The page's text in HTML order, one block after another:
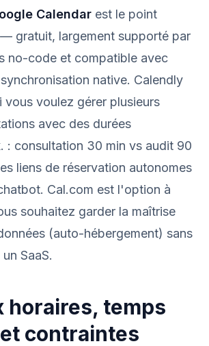
Calendar est le point
gratuit, largement supporté par
no-code et compatible avec
native. Calendly
vous voulez gérer plusieurs
avec des durées
: consultation 30 min vs audit 90
liens de réservation autonomes
Cal.com est l'option à
souhaitez garder la maîtrise
(auto-hébergement) sans
SaaS.
horaires, temps
contraintes